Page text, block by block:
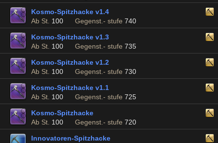
Kosmo-Spitzhacke v1.4
Ab St. 100 Gegenst.- stufe 740
Kosmo-Spitzhacke v1.3
Ab St. 100 Gegenst.- stufe 735
Kosmo-Spitzhacke v1.2
Ab St. 100 Gegenst.- stufe 730
Kosmo-Spitzhacke v1.1
Ab St. 100 Gegenst.- stufe 725
Kosmo-Spitzhacke
Ab St. 100 Gegenst.- stufe 720
Innovatoren-Spitzhacke